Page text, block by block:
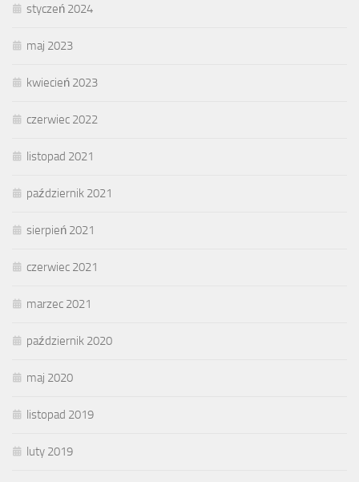
styczeń 2024
maj 2023
kwiecień 2023
czerwiec 2022
listopad 2021
październik 2021
sierpień 2021
czerwiec 2021
marzec 2021
październik 2020
maj 2020
listopad 2019
luty 2019